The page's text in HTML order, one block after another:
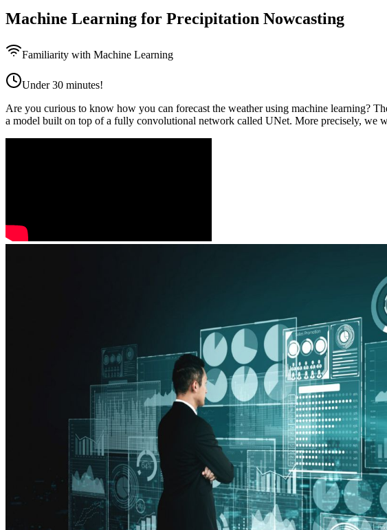
Machine Learning for Precipitation Nowcasting
Familiarity with Machine Learning
Under 30 minutes!
Are you curious to know how you can forecast the weather using machine learning?
a model built on top of a fully convolutional network called UNet. More precisely, we